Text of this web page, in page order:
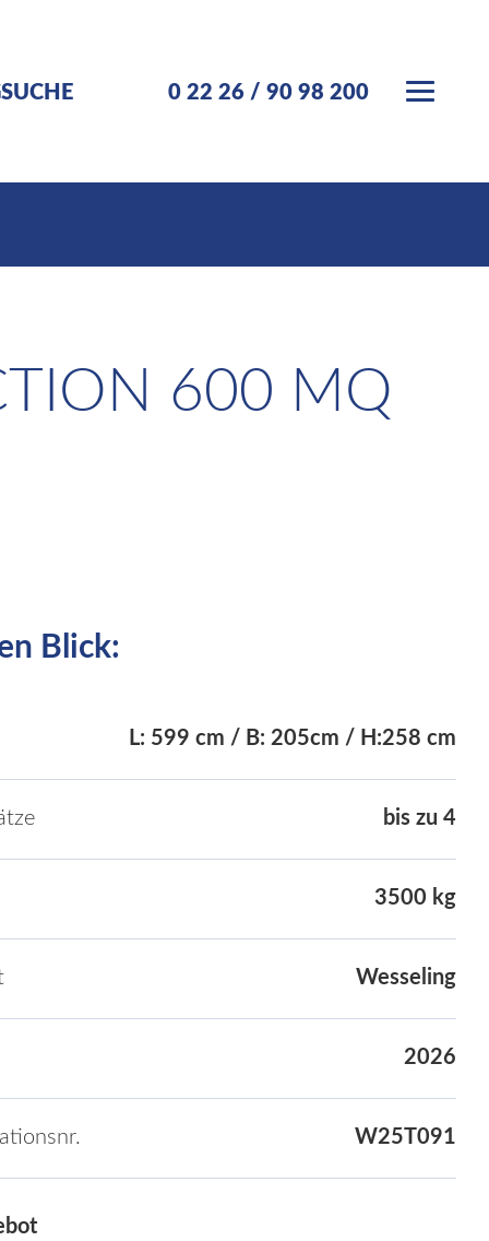
0 22 26 / 90 98 200
600 MQ
Blick:
L: 599 cm / B: 205cm / H:258 cm
bis zu 4
3500 kg
Wesseling
2026
W25T091